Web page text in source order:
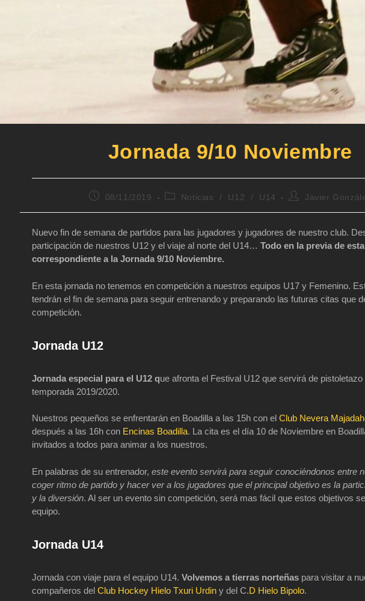
Jornada 9/10 Noviembre
08/11/2019 Noticias / U12 / U14 Javier
Nuevo fin de semana de partidos para las jugadores y jugadores de nuestro club.
participación de nuestros U12 y el viaje al norte del U14… Todo en la previa de
correspondiente a la Jornada 9/10 Noviembre.
En esta jornada no tenemos en competición a nuestros equipos U17 y Femenino.
tendrán el fin de semana para seguir entrenando y preparando las futuras citas que
competición.
Jornada U12
Jornada especial para el U12 que afronta el Festival U12 que servirá de
temporada 2019/2020.
Nuestros pequeños se enfrentarán en Boadilla a las 15h con el Club Nevera
después a las 16h con Encinas Boadilla. La cita es el día 10 de Noviembre en
invitados a todos para animar a los nuestros.
En palabras de su entrenador, este evento servirá para seguir conociéndonos entre
coger ritmo de partido y hacer ver a los jugadores que el principal objetivo es la
y la diversión. Al ser un evento sin competición, será mas fácil que estos objetivos
equipo.
Jornada U14
Jornada con viaje para el equipo U14. Volvemos a tierras norteñas para visitar a
compañeros del Club Hockey Hielo Txuri Urdin y del C.D Hielo Bipolo.